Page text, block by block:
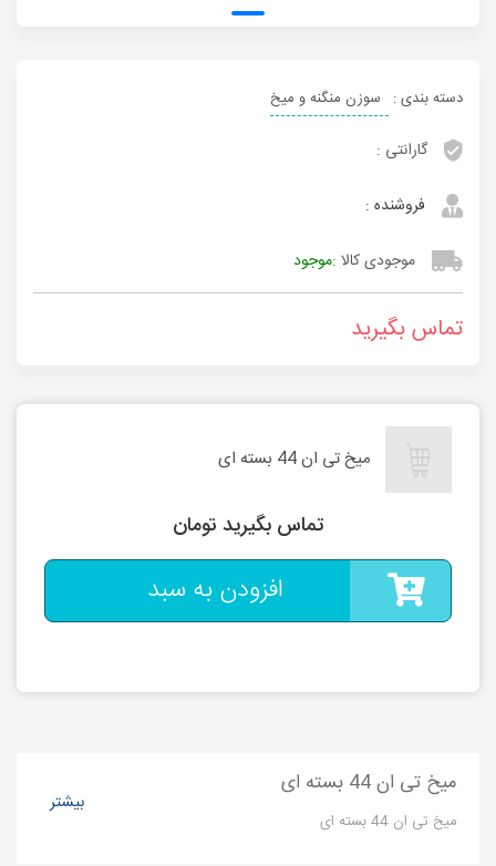
دسته بندی : سوزن منگنه و میخ
گارانتی :
فروشنده :
موجودی کالا :موجود
تماس بگیرید
میخ تی ان 44 بسته ای
تماس بگیرید تومان
افزودن به سبد
میخ تی ان 44 بسته ای
میخ تی ان 44 بسته ای
بیشتر